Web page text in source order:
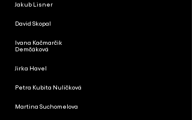
Jakub Lisner
David Skopal
Ivana Kačmarčik
Demčáková
Jirka Havel
Petra Kubita Nulíčková
Martina Suchomelova